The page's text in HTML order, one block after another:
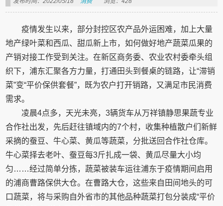
疫情发生以来，部分封控区农产品外运困难，加上大量
地产绿叶菜和西瓜、甜瓜新上市，如何做好地产蔬菜瓜果的
产销对接工作受到关注。在新区商务委、农业农村委牵头组
织下，浦东汇聚各方力量，打通田头到餐桌的链路，让“滞销
菜”变“平价保供套餐”，既为农户打开销路，又满足市民消费
需求。
凌晨4点多，天光未亮，3辆货车从万祥镇静思果蔬专业
合作社出发，先后赶往镇域内的7个村，收集种植散户们新鲜
采摘的蚕豆、牛心菜、黄瓜等蔬菜，分批送回合作社仓库。
牛心菜择去老叶、蚕豆每3斤扎成一袋、黄瓜尽量大小均
匀……经过简单分拣，蔬菜被装车运往浦东于疫情期间启用
的浦商曹路保供大仓。在曹路大仓，这些来自田间地头的可
口蔬菜，将与采购自外省市的其他品种蔬菜打包分装成“平价